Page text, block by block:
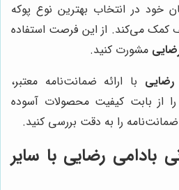
خود در انتخاب بهترین نوع پوکه
کمک می‌کند. از این فرصت استفاده
مشورت کنید.
رضایی با ارائه ضمانت‌نامه معتبر،
از بابت کیفیت محصولات آسوده
را به دقت بررسی کنید.
بادامی رضایی با سایر